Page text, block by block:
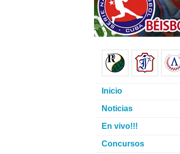
Inicio
Noticias
En vivo!!!
Concursos